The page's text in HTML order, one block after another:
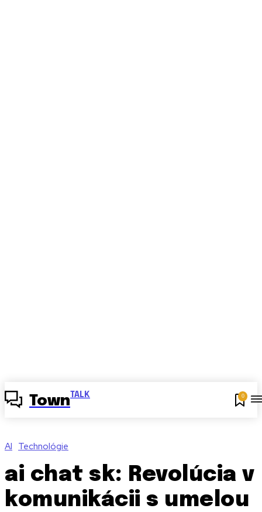
Town TALK 0
AI Technológie
ai chat sk: Revolúcia v
komunikácii s umelou